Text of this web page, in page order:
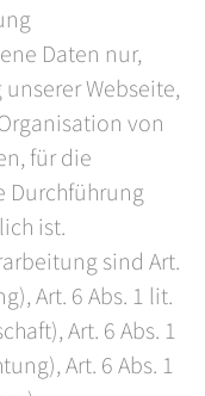
Daten nur,
Webseite,
von
für die
Durchführung
ist.
sind Art.
Art. 6 Abs. 1 lit.
Art. 6 Abs. 1
Art. 6 Abs. 1